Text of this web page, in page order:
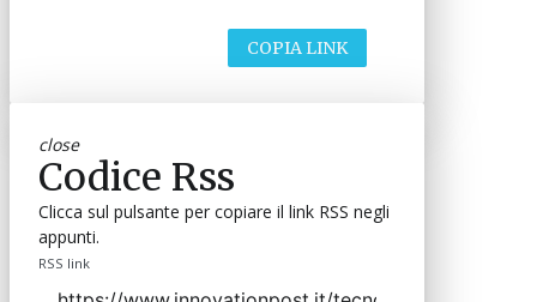
COPIA LINK
close
Codice Rss
Clicca sul pulsante per copiare il link RSS negli
appunti.
RSS link